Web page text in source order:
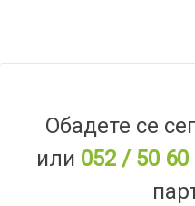
Обадете се
или 052 / 50 60